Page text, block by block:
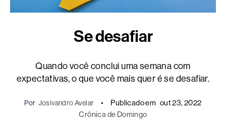
Se desafiar
Quando você conclui uma semana com
expectativas, o que você mais quer é se desafiar.
Por Josivandro Avelar Publicado em out 23, 2022
Crônica de Domingo